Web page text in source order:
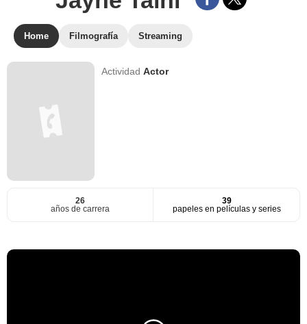
Home Filmografía Streaming
ActividadActor
26
años de carrera
39
papeles en películas y series